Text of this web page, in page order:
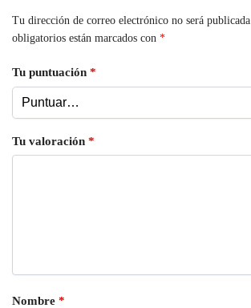
Tu dirección de correo electrónico no será publicada.
obligatorios están marcados con *
Tu puntuación *
Tu valoración *
Nombre *